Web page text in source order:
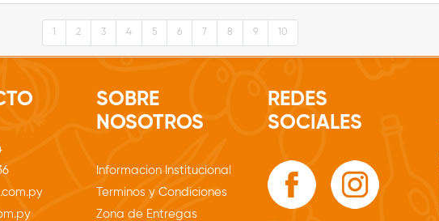
2 3 4 5 6 7 8 9 10
SOBRE
NOSOTROS
Informacion Institucional
Terminos y Condiciones
Zona de Entregas
REDES
SOCIALES